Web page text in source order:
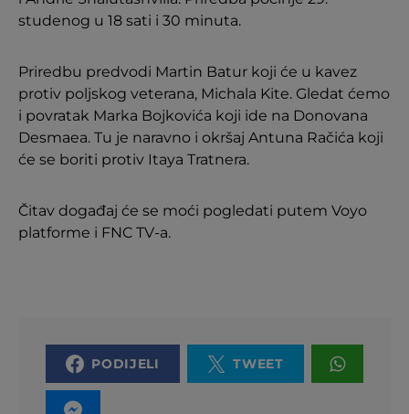
studenog u 18 sati i 30 minuta.
Priredbu predvodi Martin Batur koji će u kavez
protiv poljskog veterana, Michala Kite. Gledat ćemo
i povratak Marka Bojkovića koji ide na Donovana
Desmaea. Tu je naravno i okršaj Antuna Račića koji
će se boriti protiv Itaya Tratnera.
Čitav događaj će se moći pogledati putem Voyo
platforme i FNC TV-a.
PODIJELI TWEET